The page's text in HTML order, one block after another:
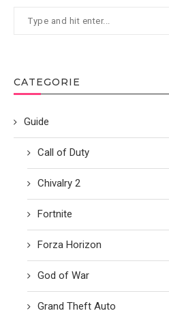
CATEGORIE
Guide
Call of Duty
Chivalry 2
Fortnite
Forza Horizon
God of War
Grand Theft Auto